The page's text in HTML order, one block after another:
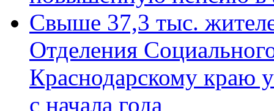
Свыше 37,3 тыс.
Отделения
Краснодарскому краю
с начала года